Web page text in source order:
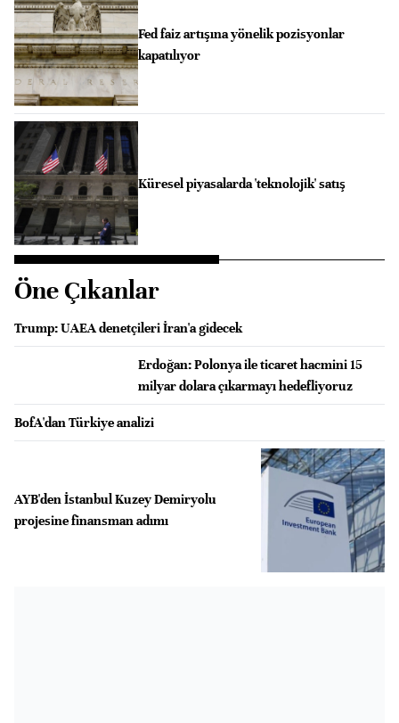
Fed faiz artışına yönelik pozisyonlar
kapatılıyor
Küresel piyasalarda 'teknolojik' satış
Öne Çıkanlar
Trump: UAEA denetçileri İran'a gidecek
Erdoğan: Polonya ile ticaret hacmini 15
milyar dolara çıkarmayı hedefliyoruz
BofA'dan Türkiye analizi
AYB'den İstanbul Kuzey Demiryolu
projesine finansman adımı